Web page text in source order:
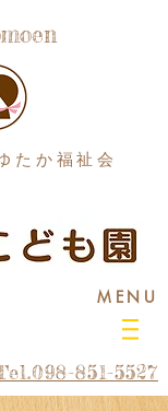
たか福祉会
MENU
851-5527